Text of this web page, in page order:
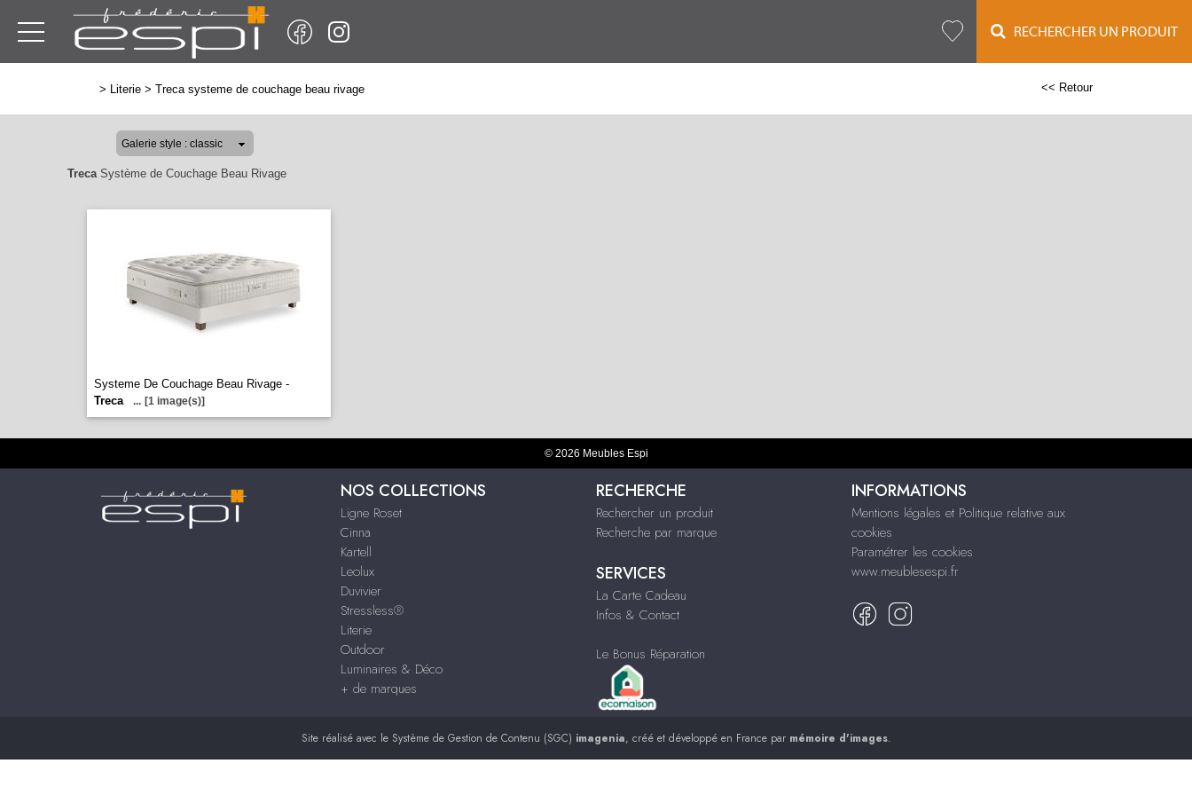
RECHERCHER UN PRODUIT
> Literie > Treca systeme de couchage beau rivage << Retour
TrecaSystème de Couchage Beau Rivage
Systeme De Couchage Beau Rivage -
Treca
... [1 image(s)]
© 2026 Meubles Espi
NOS COLLECTIONS
Ligne Roset
Cinna
Kartell
Leolux
Duvivier
Stressless®
Literie
Outdoor
Luminaires & Déco
+ de marques
RECHERCHE
Rechercher un produit
Recherche par marque
SERVICES
La Carte Cadeau
Infos & Contact
Le Bonus Réparation
INFORMATIONS
Mentions légales et Politique relative aux
cookies
Paramétrer les cookies
www.meublesespi.fr
Site réalisé avec le Système de Gestion de Contenu (SGC) imagenia, créé et développé en France par mémoire d'images.